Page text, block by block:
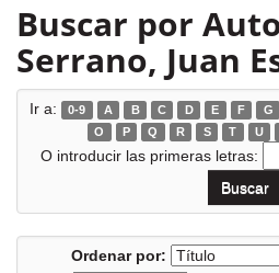
Buscar por
Serrano, Juan
Ir a: 0-9 A B C D E F G
O
P Q R S T U
O introducir las primeras letras:
Ordenar por: